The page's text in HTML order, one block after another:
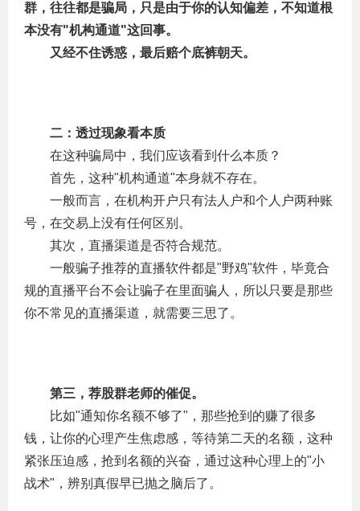
群，往往都是骗局，只是由于你的认知偏差，不知道根
本没有"机构通道"这回事。
又经不住诱惑，最后赔个底裤朝天。
二：透过现象看本质
在这种骗局中，我们应该看到什么本质？
首先，这种"机构通道"本身就不存在。
一般而言，在机构开户只有法人户和个人户两种账
号，在交易上没有任何区别。
其次，直播渠道是否符合规范。
一般骗子推荐的直播软件都是"野鸡"软件，毕竟合
规的直播平台不会让骗子在里面骗人，所以只要是那些
你不常见的直播渠道，就需要三思了。
第三，荐股群老师的催促。
比如"通知你名额不够了"，那些抢到的赚了很多
钱，让你的心理产生焦虑感，等待第二天的名额，这种
紧张压迫感，抢到名额的兴奋，通过这种心理上的"小
战术"，辨别真假早已抛之脑后了。